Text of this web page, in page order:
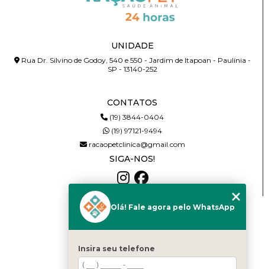
UNIDADE
Rua Dr. Silvino de Godoy, 540 e 550 - Jardim de Itapoan - Paulínia -
SP - 13140-252
CONTATOS
(19) 3844-0404
(19) 97121-9494
racaopetclinica@gmail.com
SIGA-NOS!
MENU
SERVIÇOS
Olá! Fale agora pelo WhatsApp
Insira seu telefone